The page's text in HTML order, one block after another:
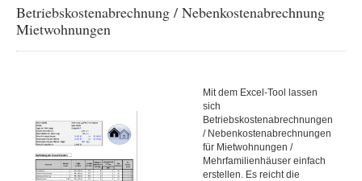
Betriebskostenabrechnung / Nebenkostenabrechnung
Mietwohnungen
Mit dem Excel-Tool lassen
sich
Betriebskostenabrechnungen
/ Nebenkostenabrechnungen
für Mietwohnungen /
Mehrfamilienhäuser einfach
erstellen. Es reicht die